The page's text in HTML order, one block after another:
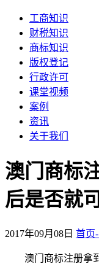
工商知识
财税知识
商标知识
版权登记
行政许可
课堂视频
案例
资讯
关于我们
澳门商标
后是否就
2017年09月08日 首页-
澳门商标注册拿到